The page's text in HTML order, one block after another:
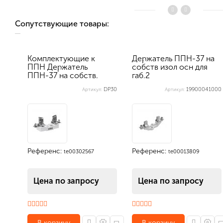
Сопутствующие товары:
Комплектующие к
ППН Держатель
ППН-37 на собств.
Артикул: DP30
Референс: te00302567
Цена по запросу
Держатель ППН-37 на
собств изол осн для
габ.2
Артикул: 19900041000
Референс: te00013809
Цена по запросу